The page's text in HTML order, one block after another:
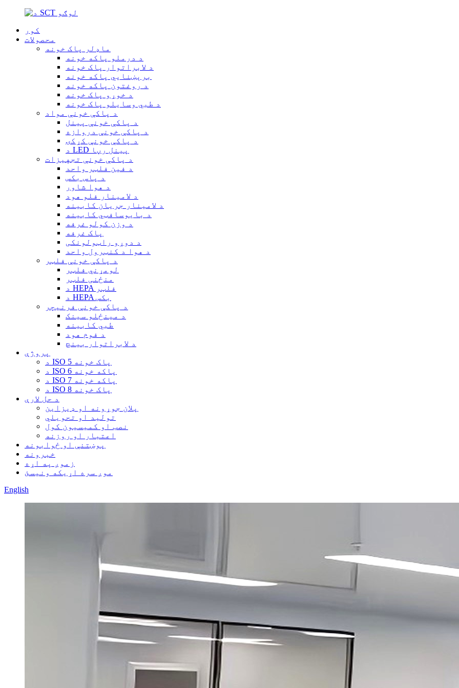
کور
محصولات
ماډلر پاک خونه
د درملو پاکه خونه
د لابراتوار پاک خونه
برېښنايي پاکه خونه
د روغتون پاکه خونه
د خوړو پاک خونه
د طبي وسایلو پاک خونه
د پاکې خونې مواد
د پاکې خونې پینل
د پاکې خونې دروازه
د پاکې خونې کړکۍ
د LED پینل رڼا
د پاکې خونې تجهیزات
د فین فلټر واحد
د پاس بکس
د هوا شاور
د لامینار فلو هود
د لامینار جریان کابینه
د بایوسافټي کابینه
د وزن کولو غرفه
پاک غرفه
د دوړو راټولونکی
د هوا د کنټرول واحد
د پاکې خونې فلټر
لومړني فلټر
منځنی فلټر
د HEPA فلټر
د HEPA بکس
د پاکې خونې فرنیچر
د مینځلو سینک
طبي کابینه
د فوم هود
د لابراتوار بینچ
پروژې
د ISO 5 پاک خونه
د ISO 6 پاکه خونه
د ISO 7 پاکه خونه
د ISO 8 پاک خونه
د حل لارې
پلان جوړونه او ډیزاین
تولید او تحویلي
نصب او کمیسیون کول
اعتبار او روزنه
پوښتنې او ځوابونه
خبرونه
زموږ په اړه
موږ سره اړیکه ونیسئ
English